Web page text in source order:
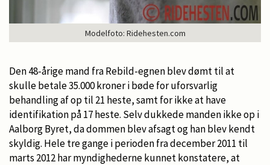
Modelfoto: Ridehesten.com
Den 48-årige mand fra Rebild-egnen blev dømt til at
skulle betale 35.000 kroner i bøde for uforsvarlig
behandling af op til 21 heste, samt for ikke at have
identifikation på 17 heste. Selv dukkede manden ikke op i
Aalborg Byret, da dommen blev afsagt og han blev kendt
skyldig. Hele tre gange i perioden fra december 2011 til
marts 2012 har myndighederne kunnet konstatere, at